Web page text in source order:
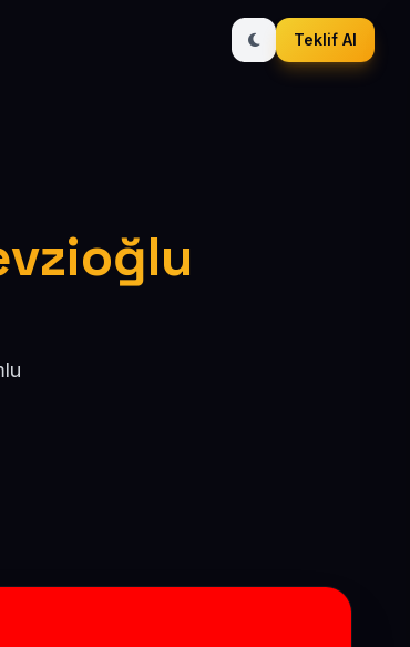
Teklif Al